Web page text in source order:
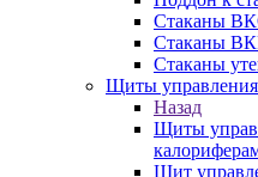
Стаканы
Стаканы
Стаканы
Щиты управления
Назад
Щиты
Щит